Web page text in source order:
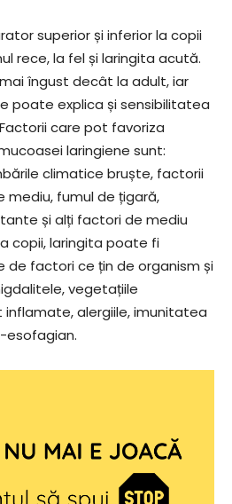
superior și inferior la copii
rece, la fel și laringita acută.
îngust decât la adult, iar
poate explica și sensibilitatea
care pot favoriza
laringiene sunt:
climatice bruște, factorii
mediu, fumul de țigară,
și alți factori de mediu
copii, laringita poate fi
de factori ce țin de organism și
vegetațiile
alergiile, imunitatea
esofagian.